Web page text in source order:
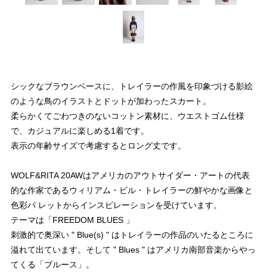
シックなブラウンベースに、トレイラーの作風を印象づける影絵
のような鳥のイラストとドットが加わったスカート。
柔らかくてごわつきのないコットン素材に、ウエストゴム仕様
で、カジュアルに楽しめる1着です。
表示の年齢サイズで考慮するとロング丈です。
WOLF&RITA 20AWはアメリカのアウトサイダー・アートの代表
的な作家であるウィリアム・ビル・トレイラーの鮮やかな画像と
色彩パ レットからインスピレーションを受けています。
テーマは「FREEDOM BLUES 」
刺激的で奥深い " Blue(s) " はトレイラーの作品のいたるところに
溢れて出ています。そして " Blues " はアメリカ南部音楽からやっ
てくる「ブルース」。